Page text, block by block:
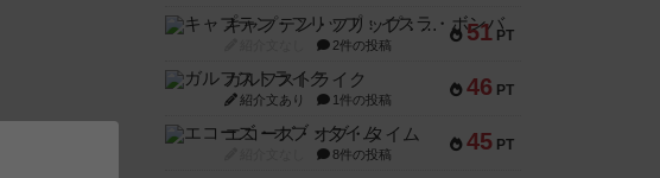
51 PT
キャプテン・フリップ：イスラ・ボンバ
2件の投稿
46 PT
ガルフストライク
紹介文あり 1件の投稿
45 PT
エコーズ・オブ・タイム
8件の投稿